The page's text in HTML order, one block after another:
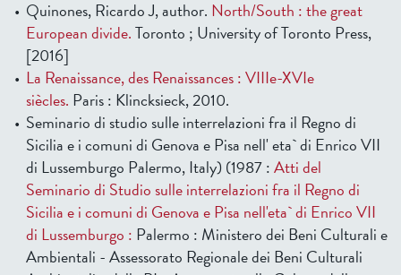
Quinones, Ricardo J, author. North/South : the great
European divide.Toronto ; University of Toronto Press,
[2016]
La Renaissance, des Renaissances : VIIIe-XVIe
siècles. Paris : Klincksieck, 2010.
Seminario di studio sulle interrelazioni fra il Regno di
Sicilia e i comuni di Genova e Pisa nell' eta` di Enrico VII
di Lussemburgo Palermo, Italy) (1987 :Atti del
Seminario di Studio sulle interrelazioni fra il Regno di
Sicilia e i comuni di Genova e Pisa nell'eta` di Enrico VII
di Lussemburgo : Palermo : Ministero dei Beni Culturali e
Ambientali - Assessorato Regionale dei Beni Culturali